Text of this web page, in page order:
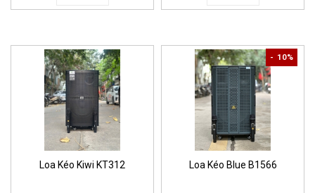
Loa Kéo Kiwi KT312
- 10%
Loa Kéo Blue B1566